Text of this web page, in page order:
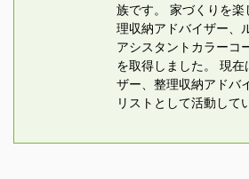
族です。 家づくりを
理収納アドバイザー、
アシスタントカラーコ
を取得しました。 現
ザー、整理収納アドバ
リストとして活動して